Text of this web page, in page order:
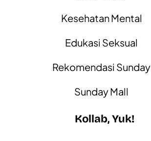
Kesehatan Mental
Edukasi Seksual
Rekomendasi Sunday
Sunday Mall
Kollab, Yuk!